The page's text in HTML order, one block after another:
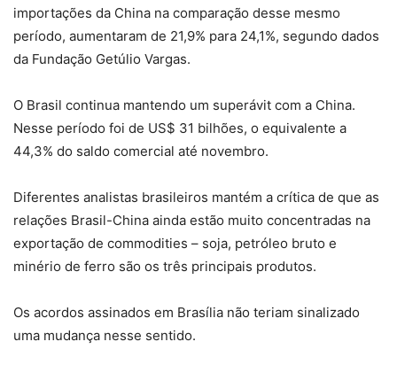
importações da China na comparação desse mesmo
período, aumentaram de 21,9% para 24,1%, segundo dados
da Fundação Getúlio Vargas.
O Brasil continua mantendo um superávit com a China.
Nesse período foi de US$ 31 bilhões, o equivalente a
44,3% do saldo comercial até novembro.
Diferentes analistas brasileiros mantém a crítica de que as
relações Brasil-China ainda estão muito concentradas na
exportação de commodities – soja, petróleo bruto e
minério de ferro são os três principais produtos.
Os acordos assinados em Brasília não teriam sinalizado
uma mudança nesse sentido.